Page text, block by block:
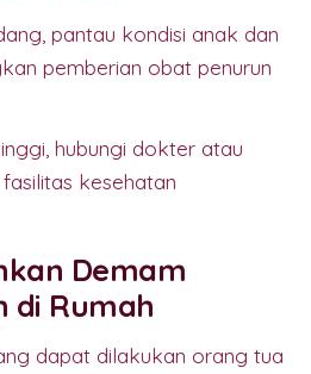
pantau kondisi anak dan
pemberian obat penurun
hubungi dokter atau
kesehatan
Demam
di Rumah
dapat dilakukan orang tua